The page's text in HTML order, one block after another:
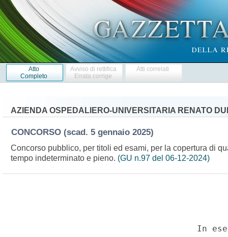
Atto
Completo
Avviso di rettifica
Errata corrige
Atti correlati
AZIENDA OSPEDALIERO-UNIVERSITARIA RENATO
CONCORSO (scad. 5 gennaio 2025)
Concorso pubblico, per titoli ed esami, per la copertura di
tempo indeterminato e pieno. (GU n.97 del 06-12-2024)